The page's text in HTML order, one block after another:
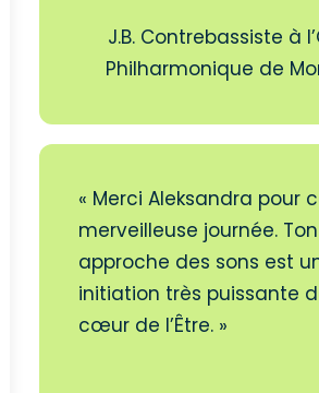
J.B. Contrebassiste à
Philharmonique de
« Merci Aleksandra pour
merveilleuse journée. Ton
approche des sons est
initiation très puissante
cœur de l’Être. »